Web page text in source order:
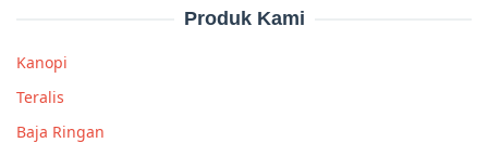
Produk Kami
Kanopi
Teralis
Baja Ringan